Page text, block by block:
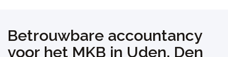
Betrouwbare accountancy
voor het MKB in Uden, Den